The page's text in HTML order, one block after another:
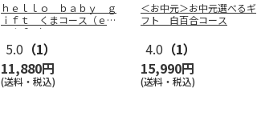
ｈｅｌｌｏ ｂａｂｙ ｇ
ｉｆｔ くまコース（ｅ－
Ｇｉｆｔ）
5.0 （1）
11,880円
(送料・税込)
＜お中元＞お中元選べるギ
フト 白百合コース
4.0 （1）
15,990円
(送料・税込)